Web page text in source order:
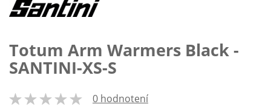
Totum Arm Warmers Black -
SANTINI-XS-S
0 hodnotení
začiatok
galérie